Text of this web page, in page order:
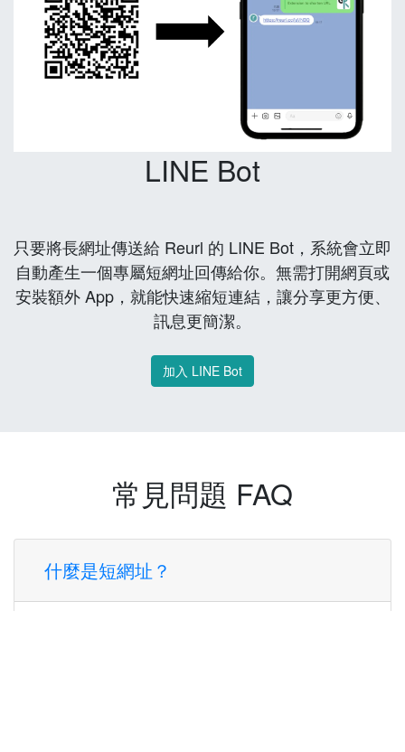
LINE Bot
只要將長網址傳送給 Reurl 的 LINE Bot，系統會立即
自動產生一個專屬短網址回傳給你。無需打開網頁或
安裝額外 App，就能快速縮短連結，讓分享更方便、
訊息更簡潔。
加入 LINE Bot
常見問題 FAQ
什麼是短網址？